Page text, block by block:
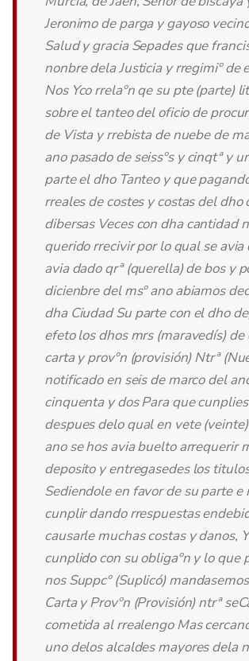
Jeronimo de parga y gayoso
Salud y gracia Sepades que
nonbre dela Justicia y rregimiº de
Nos Yco rrelaºn qe su pte (parte)
sobre el tanteo del oficio de
de Vista y rrebista de nuebe de
ano pasado de seissºs y cinqtª y
parte el dho Tanteo y que
rreales de costes y costas del
dibersas Veces con dha cantidad
querido rrecivir por lo qual se
avia dado qrª (querella) de bos y
dicienbre del msº ano abiamos
dha Ciudad Su parte con el dho
efeto los dhos mrs (maravedís)
carta y provºn (provisión) Ntrª
notificado en seis de marco del
cinquenta y dos Para que
despues delo qual en vete
ano se hos avia buelto arrequerir
deposito y entregasedes los
Sediendole en favor de su parte e
cunplir dando rrespuestas
causarle muchas costas y danos,
cunplido con su obligaºn y lo que
nos Suppcº (Suplicó)
Carta y Provºn (Provisión) ntrª
cometida al rrealengo Mas
uno delos alcaldes mayores dela